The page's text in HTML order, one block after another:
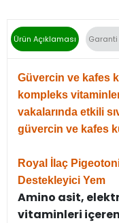
Ürün Açıklaması
Güvercin ve kafes
kompleks
vakalarında etkili
güvercin ve kafes
Royal İlaç
Destekleyici Yem
Amino asit,
vitaminleri